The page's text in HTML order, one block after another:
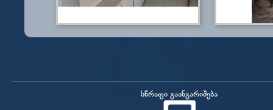
სწრაფი გაანგარიშება